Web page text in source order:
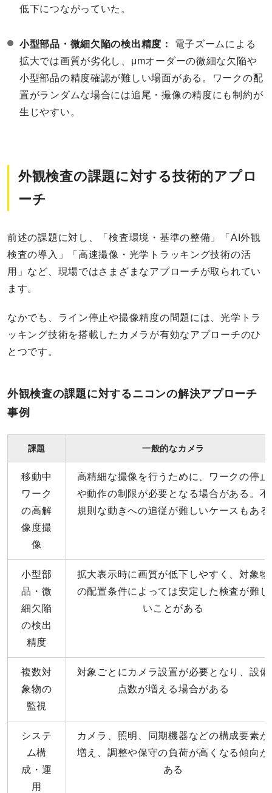
低下につながっていた。
小型部品・微細欠陥の検出精度：
電子ズームによる
拡大では画質が劣化し、μmオーダーの微細な欠陥や
小型部品の精度確認が難しい場面がある。ワークの配
置がランダムな場合には追尾・撮像の精度にも制約が
生じやすい。
外観検査の課題に対する技術的アプロ
ーチ
前述の課題に対し、「検査環境・基準の整備」「AI外観
検査の導入」「高速撮像・光学トラッキング技術の活
用」など、現場ではさまざまなアプローチが取られてい
ます。
なかでも、ライン停止や撮像精度の問題には、光学トラ
ッキング技術を搭載したカメラが有効なアプローチのひ
とつです。
外観検査の課題に対するニコンの解決アプローチ
事例
課題 一般的なカメラ
移動中
ワーク
の高解
像度撮
像
高精細な撮像を行うために、ワークの停止
や動作の制限が必要となる場合がある。不
規則な動きへの追従が難しいケースもある
小型部
品・微
細欠陥
の検出
精度
拡大表示時に画質が低下しやすく、対象物
の配置条件によっては安定した検査が難し
いことがある
複数対
象物の
監視
対象ごとにカメラ設置が必要となり、設備
点数が増える場合がある
システ
ム構
成・運
用
カメラ、照明、同期機器などの構成要素が
増え、調整や保守の負荷が高くなる傾向が
ある